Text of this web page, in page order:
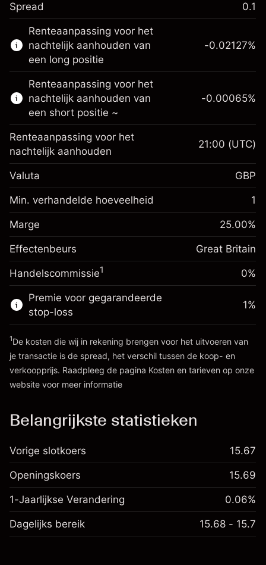
De handel in CFD's is beschikbaar op deze
markt.
Meer informatie over:
CFD's
Spread 0.1
Renteaanpassing voor het
nachtelijk aanhouden van
een long positie
Marge. Uw investering
£1,000.00
het nachtelijk aanhouden
-0.021272
(-£0.85)
Positiegrootte met hefboom ~£4,000.00
Bedrag van hefboom ~
Ga naar het platform
-0.02127%
Renteaanpassing voor het
nachtelijk aanhouden van
een short positie ~
Marge. Uw investering
£1,000.00
Renteaanpassing voor
het nachtelijk
aanhouden
Kosten voor de volledige
waarde van de positie
-0.000646
%
(-£0.03)
Positiegrootte met hefboom ~
Bedrag van hefboom ~
Ga naar het platform
-0.00065%
Renteaanpassing voor het
nachtelijk aanhouden
21:00 (UTC)
Valuta GBP
Min. verhandelde hoeveelheid 1
Marge 25.00%
Effectenbeurs Great Britain
Handelscommissie1 0%
Premie voor gegarandeerde
stop-loss
1%
1De kosten die wij in rekening brengen voor het uitvoeren van
je transactie is de spread, het verschil tussen de koop- en
verkoopprijs. Raadpleeg de pagina Kosten en tarieven op onze
website voor meer informatie
Belangrijkste statistieken
Vorige slotkoers 15.67
Openingskoers 15.69
1-Jaarlijkse Verandering 0.06%
Dagelijks bereik 15.68 - 15.7